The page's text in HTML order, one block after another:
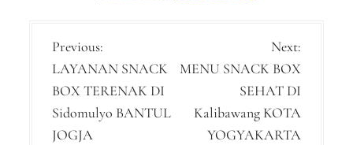
P
o
s
t
Previous:
LAYANAN SNACK
BOX TERENAK DI
Sidomulyo BANTUL
JOGJA
Next:
MENU SNACK BOX
SEHAT DI
Kalibawang KOTA
YOGYAKARTA